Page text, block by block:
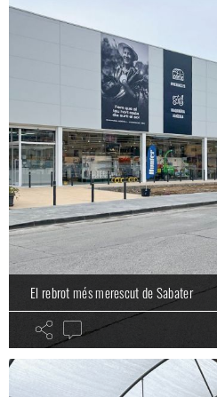
El rebrot més merescut de Sabater